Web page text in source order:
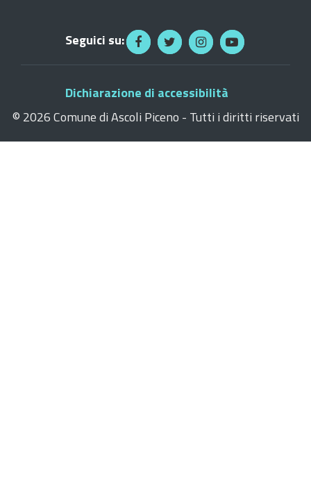
Seguici su:
Dichiarazione di accessibilità
© 2026 Comune di Ascoli Piceno - Tutti i diritti riservati